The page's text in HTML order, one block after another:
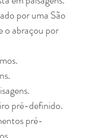
por uma São
o abraçou por
pré-definido.
pré-